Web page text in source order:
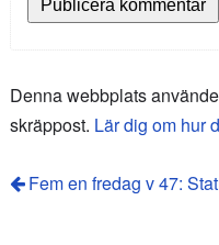
Denna webbplats
skräppost. Lär dig om hur
Fem en fredag v 47: